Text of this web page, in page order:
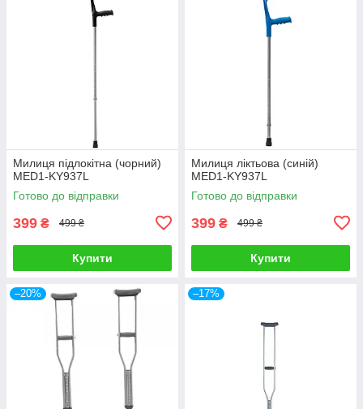
Милиця підлокітна (чорний)
MED1-KY937L
Готово до відправки
399 ₴ 499 ₴
Купити
Милиця ліктьова (синій)
MED1-KY937L
Готово до відправки
399 ₴ 499 ₴
Купити
–20% –17%